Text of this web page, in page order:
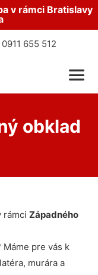
v rámci Bratislavy
655 512
obklad
rámci Západného
pre vás k
murára a